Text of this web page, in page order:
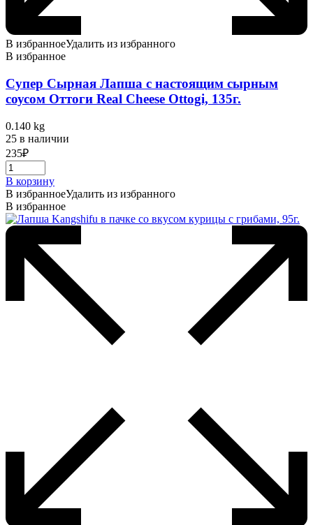
В избранноеУдалить из избранного
В избранное
Супер Сырная Лапша с настоящим сырным
соусом Оттоги Real Cheese Ottogi, 135г.
0.140 kg
25 в наличии
235₽
В корзину
В избранноеУдалить из избранного
В избранное